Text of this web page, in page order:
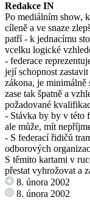
Redakce IN
Po mediálním show,
cíleně a ve snaze
patří - k jednacímu
vcelku logické
- federace
její schopnost
zákona, je
zase tak špatně a
požadované
- Stávka by by v této
ale může, mít
- S federací řidičů
odborových
S těmito kartami v
přestat vyhrožovat a
8. února 2002
8. února 2002